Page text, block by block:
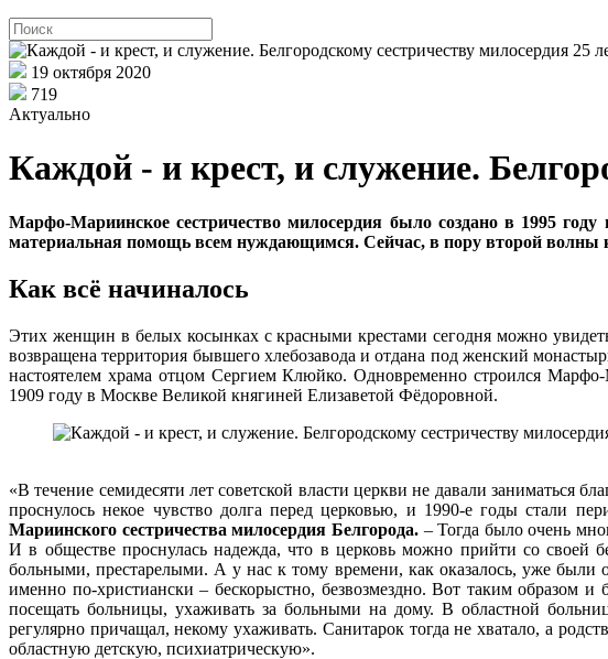
19 октября 2020
719
Актуально
Каждой - и крест, и служение.
Марфо-Мариинское сестричество милосердия было создано в 1995
материальная помощь всем нуждающимся. Сейчас, в пору второй волны
Как всё начиналось
Этих женщин в белых косынках с красными крестами сегодня можно
возвращена территория бывшего хлебозавода и отдана под женский
настоятелем храма отцом Сергием Клюйко. Одновременно строился
1909 году в Москве Великой княгиней Елизаветой Фёдоровной.
«В течение семидесяти лет советской власти церкви не давали заниматься
проснулось некое чувство долга перед церковью, и 1990-е годы стали
Мариинского сестричества милосердия Белгорода. – Тогда было очень
И в обществе проснулась надежда, что в церковь можно прийти со своей
больными, престарелыми. А у нас к тому времени, как оказалось, уже
именно по-христиански – бескорыстно, безвозмездно. Вот таким образом
посещать больницы, ухаживать за больными на дому. В областной
регулярно причащал, некому ухаживать. Санитарок тогда не хватало, а
областную детскую, психиатрическую».